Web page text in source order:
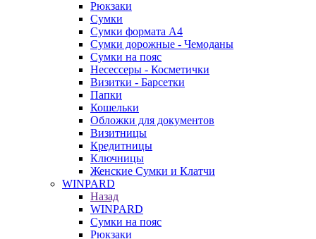
Рюкзаки
Сумки
Сумки формата А4
Сумки дорожные - Чемоданы
Сумки на пояс
Несессеры - Косметички
Визитки - Барсетки
Папки
Кошельки
Обложки для документов
Визитницы
Кредитницы
Ключницы
Женские Сумки и Клатчи
WINPARD
Назад
WINPARD
Сумки на пояс
Рюкзаки